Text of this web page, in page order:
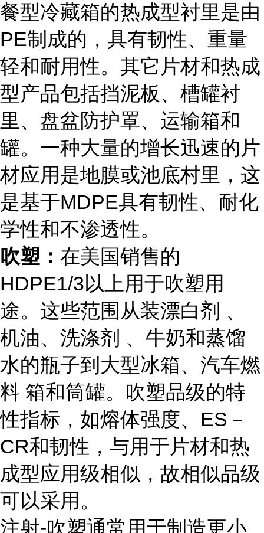
餐型冷藏箱的热成型衬里是由
PE制成的，具有韧性、重量
轻和耐用性。其它片材和热成
型产品包括挡泥板、槽罐衬
里、盘盆防护罩、运输箱和
罐。一种大量的增长迅速的片
材应用是地膜或池底村里，这
是基于MDPE具有韧性、耐化
学性和不渗透性。
吹塑： 在美国销售的
HDPE1/3以上用于吹塑用
途。这些范围从装漂白剂 、
机油、洗涤剂 、牛奶和蒸馏
水的瓶子到大型冰箱、汽车燃
料 箱和筒罐。吹塑品级的特
性指标，如熔体强度、ES－
CR和韧性，与用于片材和热
成型应用级相似，故相似品级
可以采用。
注射-吹塑通常用于制造更小